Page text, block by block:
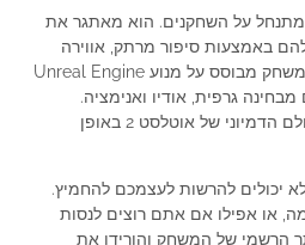
מתנחל על השחקנים. הוא מאתגר את
באמצעות סיפור מרתק, אווירה
מדחיקה ומשחקיות מהנה. המשחק מבוסס על מנוע Unreal Engine
גרפית, אודיו ואנימציה.
המשחק מביא לחיים את העולם הדמיוני של אוטלסט 2 באופן
לא יכולים להרשות לעצמכם להחמיץ.
או אפילו אם אתם רוצים לנסות
הרשמי של המשחק והורידו את